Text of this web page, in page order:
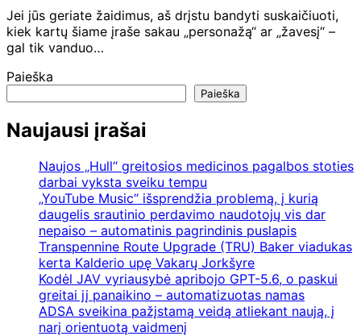
Jei jūs geriate žaidimus, aš drįstu bandyti suskaičiuoti,
kiek kartų šiame įraše sakau „personažą“ ar „žavesį“ –
gal tik vanduo…
Paieška
Paieška
Naujausi įrašai
Naujos „Hull“ greitosios medicinos pagalbos stoties
darbai vyksta sveiku tempu
„YouTube Music“ išsprendžia problemą, į kurią
daugelis srautinio perdavimo naudotojų vis dar
nepaiso – automatinis pagrindinis puslapis
Transpennine Route Upgrade (TRU) Baker viadukas
kerta Kalderio upę Vakarų Jorkšyre
Kodėl JAV vyriausybė apribojo GPT-5.6, o paskui
greitai jį panaikino – automatizuotas namas
ADSA sveikina pažįstamą veidą atliekant naują, į
narį orientuotą vaidmenį